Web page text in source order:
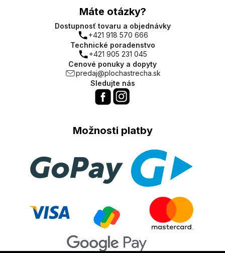
Máte otázky?
Dostupnosť tovaru a objednávky
+421 918 570 666
Technické poradenstvo
+421 905 231 045
Cenové ponuky a dopyty
predaj@plochastrecha.sk
Sledujte nás
Možnosti platby